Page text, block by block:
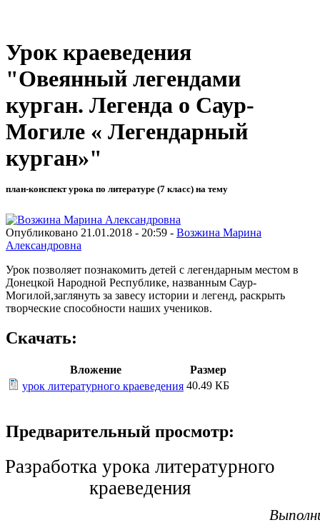
Урок краеведения
"Овеянный легендами
курган. Легенда о Саур-
Могиле « Легендарный
курган»"
план-конспект урока по литературе (7 класс) на тему
Опубликовано 21.01.2018 - 20:59 - Возжина Марина
Александровна
Урок позволяет познакомить детей с легендарным местом в
Донецкой Народной Республике, названным Саур-
Могилой,заглянуть за завесу истории и легенд, раскрыть
творческие способности наших учеников.
Скачать:
Вложение
Размер
урок литературного краеведения 40.49 КБ
Предварительный просмотр:
Разработка урока литературного
краеведения